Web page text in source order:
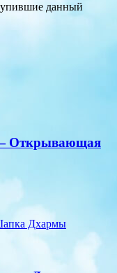
данный
— Открывающая